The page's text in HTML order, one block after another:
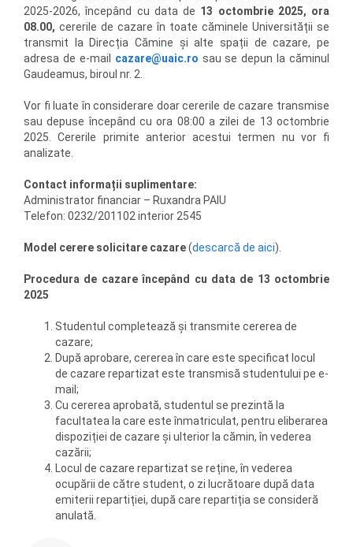
2025-2026, începând cu data de 13 octombrie 2025, ora
08.00, cererile de cazare în toate căminele Universității se
transmit la Direcția Cămine și alte spații de cazare, pe
adresa de e-mail cazare@uaic.ro sau se depun la căminul
Gaudeamus, biroul nr. 2.
Vor fi luate în considerare doar cererile de cazare transmise
sau depuse începând cu ora 08:00 a zilei de 13 octombrie
2025. Cererile primite anterior acestui termen nu vor fi
analizate.
Contact informații suplimentare:
Administrator financiar – Ruxandra PAIU
Telefon: 0232/201102 interior 2545
Model cerere solicitare cazare(descarcă de aici).
Procedura de cazare începând cu data de 13 octombrie
2025
Studentul completează și transmite cererea de
cazare;
După aprobare, cererea în care este specificat locul
de cazare repartizat este transmisă studentului pe e-
mail;
Cu cererea aprobată, studentul se prezintă la
facultatea la care este înmatriculat, pentru eliberarea
dispoziției de cazare și ulterior la cămin, în vederea
cazării;
Locul de cazare repartizat se reține, în vederea
ocupării de către student, o zi lucrătoare după data
emiterii repartiției, după care repartiția se consideră
anulată.